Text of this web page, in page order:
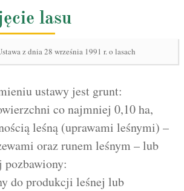
lasu
z dnia 28 września 1991 r. o lasach
ustawy jest grunt:
co najmniej 0,10 ha,
leśną (uprawami leśnymi) –
oraz runem leśnym – lub
do produkcji leśnej lub